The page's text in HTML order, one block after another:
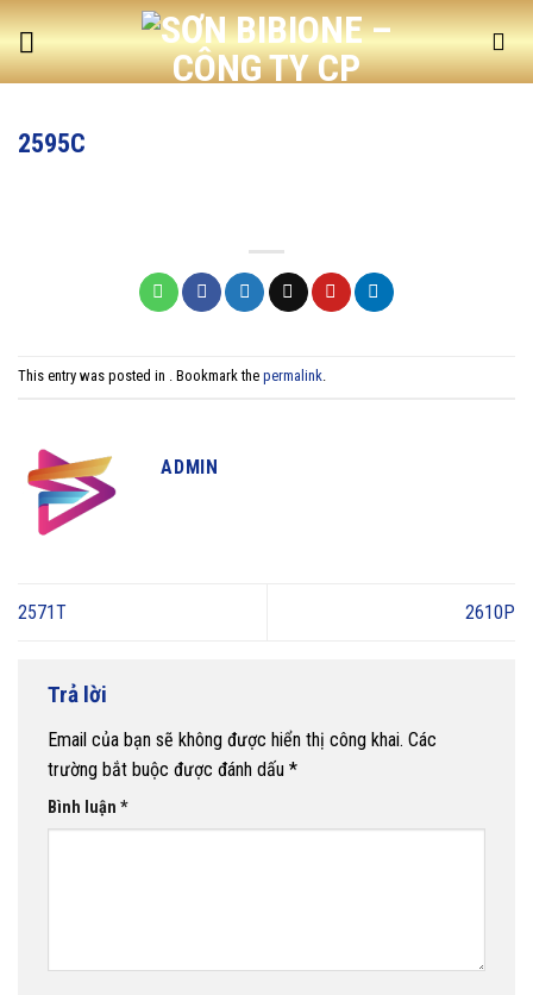
Skip
content
2595C
This entry was posted in . Bookmark the permalink.
ADMIN
2571T 2610P
Trả lời
Email của bạn sẽ không được hiển thị công khai. Các
trường bắt buộc được đánh dấu *
Bình luận *